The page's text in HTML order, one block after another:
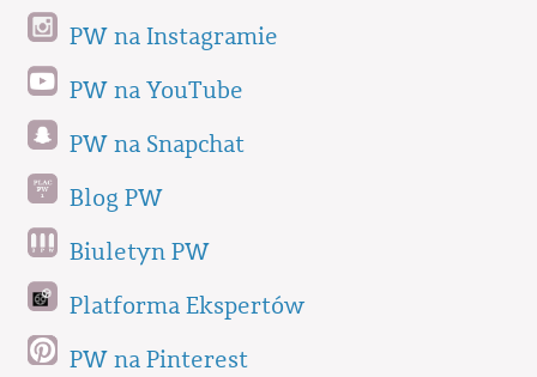
PW na Instagramie
PW na YouTube
PW na Snapchat
Blog PW
Biuletyn PW
Platforma Ekspertów
PW na Pinterest